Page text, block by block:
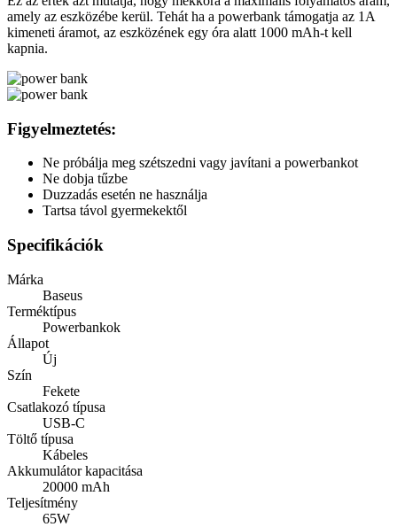
amely az eszközébe kerül. Tehát ha a powerbank támogatja az 1A
kimeneti áramot, az eszközének egy óra alatt 1000 mAh-t kell
kapnia.
Figyelmeztetés:
Ne próbálja meg szétszedni vagy javítani a powerbankot
Ne dobja tűzbe
Duzzadás esetén ne használja
Tartsa távol gyermekektől
Specifikációk
Márka
Baseus
Terméktípus
Powerbankok
Állapot
Új
Szín
Fekete
Csatlakozó típusa
USB-C
Töltő típusa
Kábeles
Akkumulátor kapacitása
20000 mAh
Teljesítmény
65W